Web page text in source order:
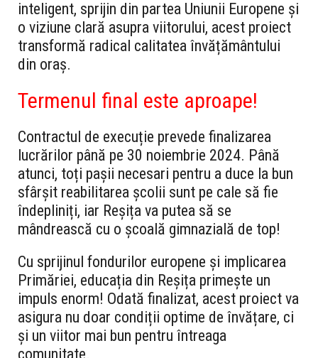
inteligent, sprijin din partea Uniunii Europene și
o viziune clară asupra viitorului, acest proiect
transformă radical calitatea învățământului
din oraș.
Termenul final este aproape!
Contractul de execuție prevede finalizarea
lucrărilor până pe 30 noiembrie 2024. Până
atunci, toți pașii necesari pentru a duce la bun
sfârșit reabilitarea școlii sunt pe cale să fie
îndepliniți, iar Reșița va putea să se
mândrească cu o școală gimnazială de top!
Cu sprijinul fondurilor europene și implicarea
Primăriei, educația din Reșița primește un
impuls enorm! Odată finalizat, acest proiect va
asigura nu doar condiții optime de învățare, ci
și un viitor mai bun pentru întreaga
comunitate.